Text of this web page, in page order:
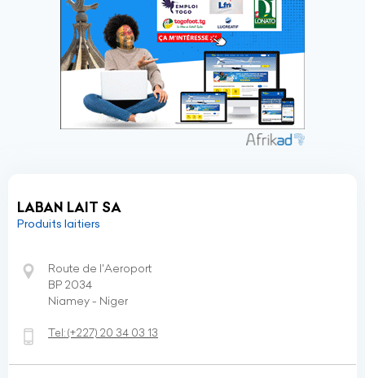
LABAN LAIT SA
Produits laitiers
Route de l'Aeroport
BP 2034
Niamey - Niger
Tel:(+227) 20 34 03 13